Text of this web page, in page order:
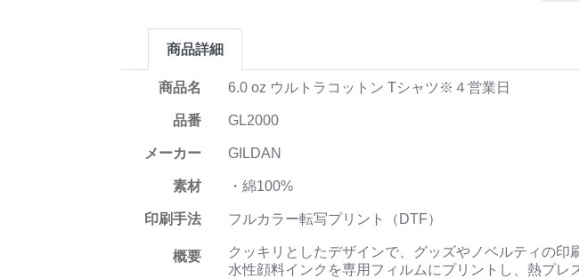
商品詳細
商品名 6.0 oz ウルトラコットン Tシャツ※４営業日
品番 GL2000
メーカー GILDAN
素材 ・綿100%
印刷手法 フルカラー転写プリント（DTF）
概要
クッキリとしたデザインで、グッズやノベルティの印
水性顔料インクを専用フィルムにプリントし、熱プレ